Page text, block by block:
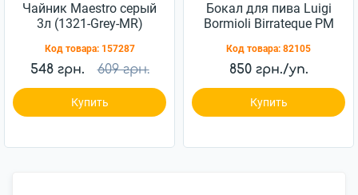
Чайник Maestro серый
3л (1321-Grey-MR)
Код товара: 157287
548 грн. 609 грн.
Купить
Бокал для пива Luigi
Bormioli Birrateque PM
(11828/02)
Код товара: 82105
850 грн./уп.
Купить